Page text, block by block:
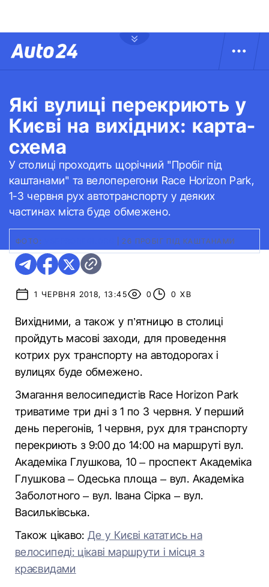
Які вулиці перекриють у
Києві на вихідних: карта-
схема
У столиці проходить щорічний "Пробіг під
каштанами" та велоперегони Race Horizon Park,
1-3 червня рух автотранспорту у деяких
частинах міста буде обмежено.
ФОТО: 26 ПРОБІГ ПІД КАШТАНАМИ
1 ЧЕРВНЯ 2018, 13:45 0 0 ХВ
Вихідними, а також у п’ятницю в столиці
пройдуть масові заходи, для проведення
котрих рух транспорту на автодорогах і
вулицях буде обмежено.
Змагання велосипедистів Race Horizon Park
триватиме три дні з 1 по 3 червня. У перший
день перегонів, 1 червня, рух для транспорту
перекриють з 9:00 до 14:00 на маршруті вул.
Академіка Глушкова, 10 – проспект Академіка
Глушкова – Одеська площа – вул. Академіка
Заболотного – вул. Івана Сірка – вул.
Васильківська.
Також цікаво:Де у Києві кататись на
велосипеді: цікаві маршрути і місця з
краєвидами